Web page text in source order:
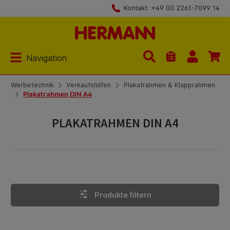
Kontakt: +49 (0) 2261-7099 14
Navigation
Du hast 0
Werbetechnik Verkaufshilfen
Plakatrahmen & Klapprahmen
Plakatrahmen DIN A4
PLAKATRAHMEN DIN A4
Produkte filtern